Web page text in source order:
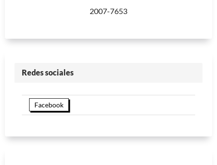
2007-7653
Redes sociales
Facebook